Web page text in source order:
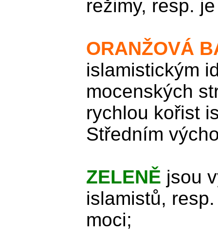
režimy, resp.
ORANŽOVÁ
islamistickým
mocenských
rychlou kořist
Středním
ZELENĚ jsou
islamistů,
moci;